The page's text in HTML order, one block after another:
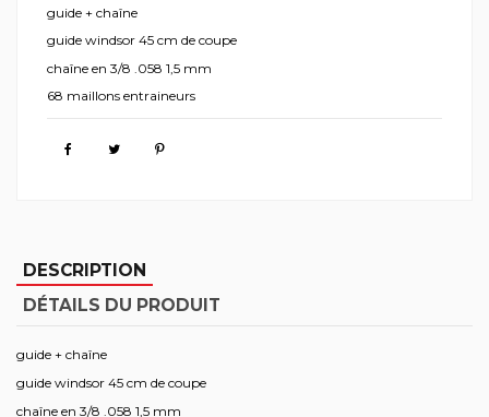
guide + chaîne
guide windsor 45 cm de coupe
chaîne en 3/8 .058 1,5 mm
68 maillons entraineurs
DESCRIPTION
DÉTAILS DU PRODUIT
guide + chaîne
guide windsor 45 cm de coupe
chaîne en 3/8 .058 1,5 mm